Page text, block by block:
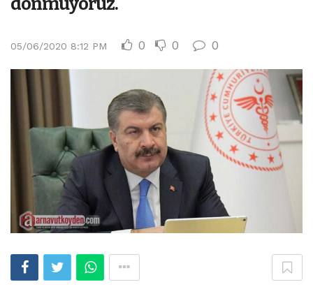
05/06/2020 8:12 PM 0 0 0